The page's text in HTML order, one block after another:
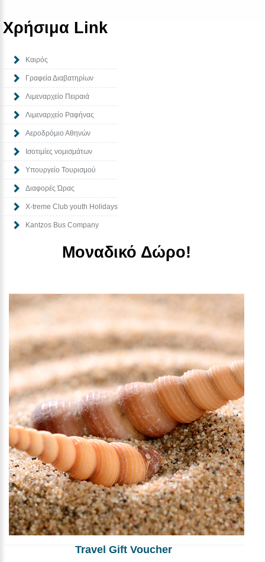
Χρήσιμα Link
Καιρός
Γραφεία Διαβατηρίων
Λιμεναρχείο Πειραιά
Λιμεναρχείο Ραφήνας
Αεροδρόμιο Αθηνών
Ισοτιμίες νομισμάτων
Υπουργείο Τουρισμού
Διαφορές Ώρας
Χ-treme Club youth Holidays
Kantzos Bus Company
Μοναδικό Δώρο!
Travel Gift Voucher